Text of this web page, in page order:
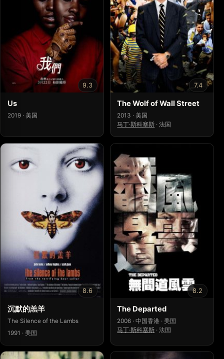
9.3
Us
2019 · 美国
7.4
The Wolf of Wall Street
2013 · 美国
马丁·斯科塞斯 ·法国
8.6
沉默的羔羊
The Silence of the Lambs
1991 · 美国
8.2
The Departed
2006 · 中国香港 · 美国
马丁·斯科塞斯 ·法国